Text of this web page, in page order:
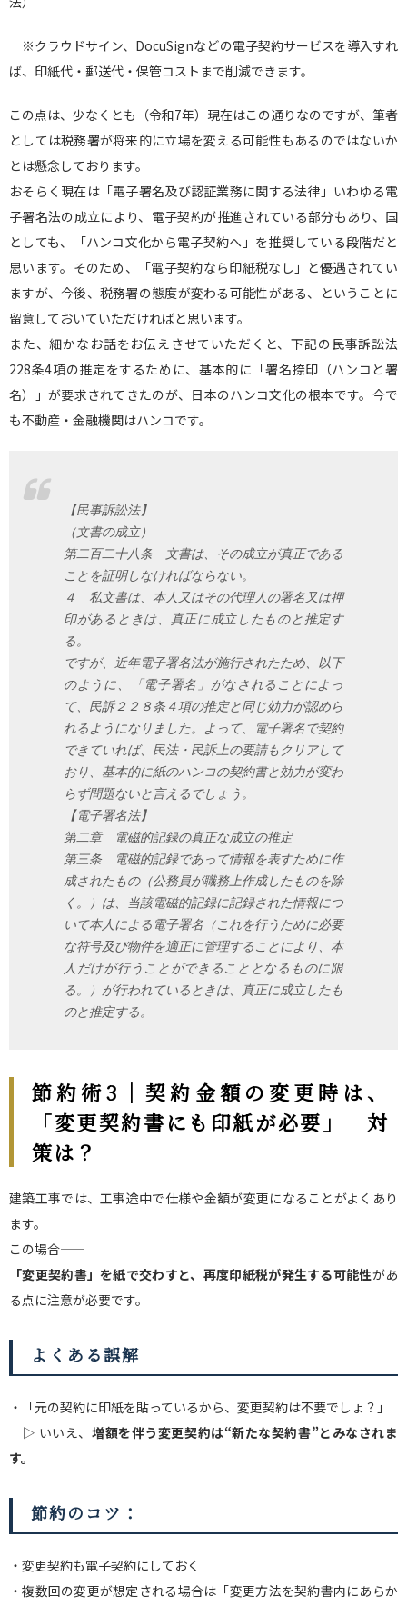
※クラウドサイン、DocuSignなどの電子契約サービスを導入すれ
ば、印紙代・郵送代・保管コストまで削減できます。
この点は、少なくとも（令和7年）現在はこの通りなのですが、筆者
としては税務署が将来的に立場を変える可能性もあるのではないか
とは懸念しております。
おそらく現在は「電子署名及び認証業務に関する法律」いわゆる電
子署名法の成立により、電子契約が推進されている部分もあり、国
としても、「ハンコ文化から電子契約へ」を推奨している段階だと
思います。そのため、「電子契約なら印紙税なし」と優遇されてい
ますが、今後、税務署の態度が変わる可能性がある、ということに
留意しておいていただければと思います。
また、細かなお話をお伝えさせていただくと、下記の民事訴訟法
228条4項の推定をするために、基本的に「署名捺印（ハンコと署
名）」が要求されてきたのが、日本のハンコ文化の根本です。今で
も不動産・金融機関はハンコです。
【民事訴訟法】
（文書の成立）
第二百二十八条 文書は、その成立が真正である
ことを証明しなければならない。
４ 私文書は、本人又はその代理人の署名又は押
印があるときは、真正に成立したものと推定す
る。
ですが、近年電子署名法が施行されたため、以下
のように、「電子署名」がなされることによっ
て、民訴２２８条４項の推定と同じ効力が認めら
れるようになりました。よって、電子署名で契約
できていれば、民法・民訴上の要請もクリアして
おり、基本的に紙のハンコの契約書と効力が変わ
らず問題ないと言えるでしょう。
【電子署名法】
第二章 電磁的記録の真正な成立の推定
第三条 電磁的記録であって情報を表すために作
成されたもの（公務員が職務上作成したものを除
く。）は、当該電磁的記録に記録された情報につ
いて本人による電子署名（これを行うために必要
な符号及び物件を適正に管理することにより、本
人だけが行うことができることとなるものに限
る。）が行われているときは、真正に成立したも
のと推定する。
節約術3｜契約金額の変更時は、
「変更契約書にも印紙が必要」 対
策は？
建築工事では、工事途中で仕様や金額が変更になることがよくあり
ます。
この場合――
「変更契約書」を紙で交わすと、再度印紙税が発生する可能性があ
る点に注意が必要です。
よくある誤解
・「元の契約に印紙を貼っているから、変更契約は不要でしょ？」
▷ いいえ、 増額を伴う変更契約は“新たな契約書”とみなされま
す。
節約のコツ：
・変更契約も電子契約にしておく
・複数回の変更が想定される場合は「変更方法を契約書内にあらか